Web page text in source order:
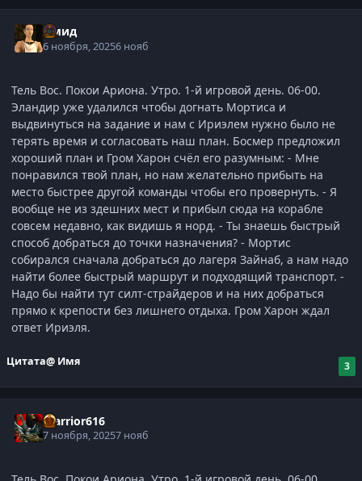
Омид
6 ноября, 20256 нояб
Тель Вос. Покои Ариона. Утро. 1-й игровой день. 06-00.
Эландир уже удалился чтобы догнать Мортиса и
выдвинуться на задание и нам с Ириэлем нужно было не
терять время и согласовать наш план. Босмер предложил
хороший план и Гром Харон счёл его разумным: - Мне
понравился твой план, но нам желательно прибыть на
место быстрее другой команды чтобы его провернуть. - Я
вообще не из здешних мест и прибыл сюда на корабле
совсем недавно, как видишь я норд. - Ты знаешь быстрый
способ добраться до точки назначения? - Мортис
собирался сначала добраться до лагеря Зайнаб, а нам надо
найти более быстрый маршрут и подходящий транспорт. -
Надо бы найти тут силт-страйдеров и на них добраться
прямо к крепости без лишнего отдыха. Гром Харон ждал
ответ Ириэля.
Цитата@ Имя 3
Warrior616
7 ноября, 20257 нояб